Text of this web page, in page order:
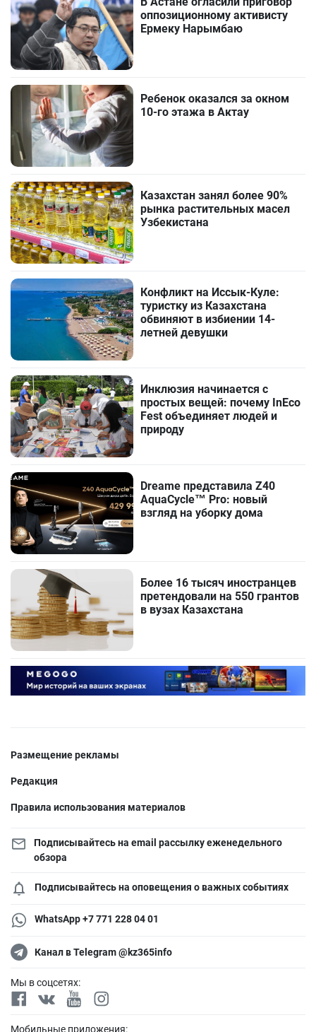
оппозиционному активисту
Ермеку Нарымбаю
Ребенок оказался за окном
10-го этажа в Актау
Казахстан занял более 90%
рынка растительных масел
Узбекистана
Конфликт на Иссык-Куле:
туристку из Казахстана
обвиняют в избиении 14-
летней девушки
Инклюзия начинается с
простых вещей: почему InEco
Fest объединяет людей и
природу
Dreame представила Z40
AquaCycle™ Pro: новый
взгляд на уборку дома
Более 16 тысяч иностранцев
претендовали на 550 грантов
в вузах Казахстана
Размещение рекламы
Редакция
Правила использования материалов
Подписывайтесь на email рассылку еженедельного
обзора
Подписывайтесь на оповещения о важных событиях
WhatsApp +7 771 228 04 01
Канал в Telegram @kz365info
Мы в соцсетях:
Мобильные приложения: